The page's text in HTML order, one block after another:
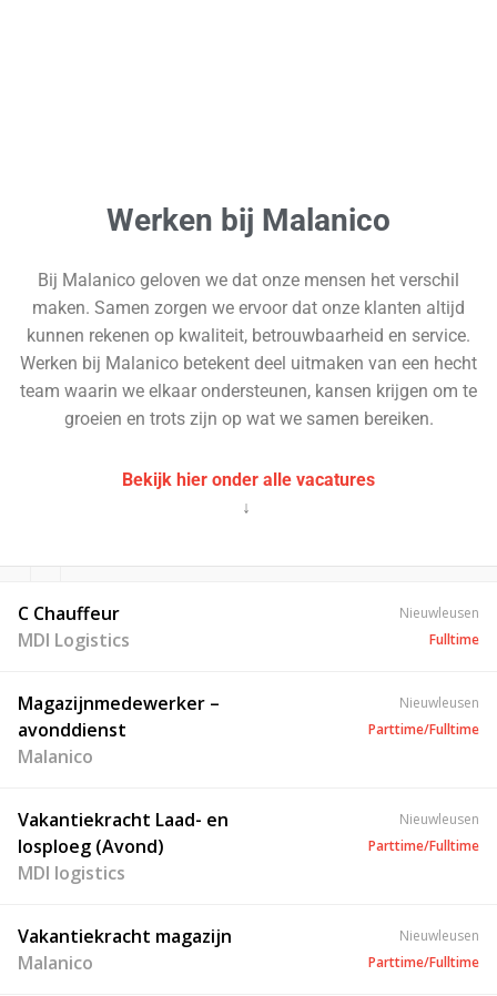
Werken bij Malanico
Bij Malanico geloven we dat onze mensen het verschil
maken. Samen zorgen we ervoor dat onze klanten altijd
kunnen rekenen op kwaliteit, betrouwbaarheid en service.
Werken bij Malanico betekent deel uitmaken van een hecht
team waarin we elkaar ondersteunen, kansen krijgen om te
groeien en trots zijn op wat we samen bereiken.
Bekijk hier onder alle vacatures
↓
C Chauffeur
MDI Logistics
Nieuwleusen
Fulltime
Magazijnmedewerker –
avonddienst
Malanico
Nieuwleusen
Parttime/Fulltime
Vakantiekracht Laad- en
losploeg (Avond)
MDI logistics
Nieuwleusen
Parttime/Fulltime
Vakantiekracht magazijn
Malanico
Nieuwleusen
Parttime/Fulltime